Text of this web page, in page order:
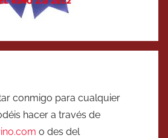
conmigo para cualquier
hacer a través de
o des del